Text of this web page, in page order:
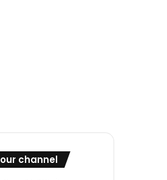
channel